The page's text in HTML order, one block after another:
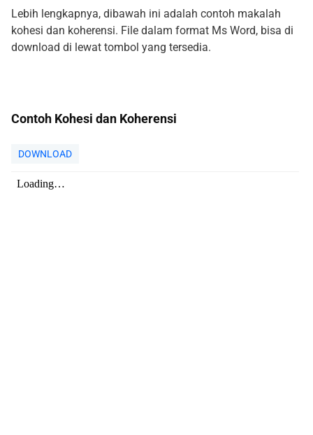
Lebih lengkapnya, dibawah ini adalah contoh makalah
kohesi dan koherensi. File dalam format Ms Word, bisa di
download di lewat tombol yang tersedia.
Contoh Kohesi dan Koherensi
DOWNLOAD